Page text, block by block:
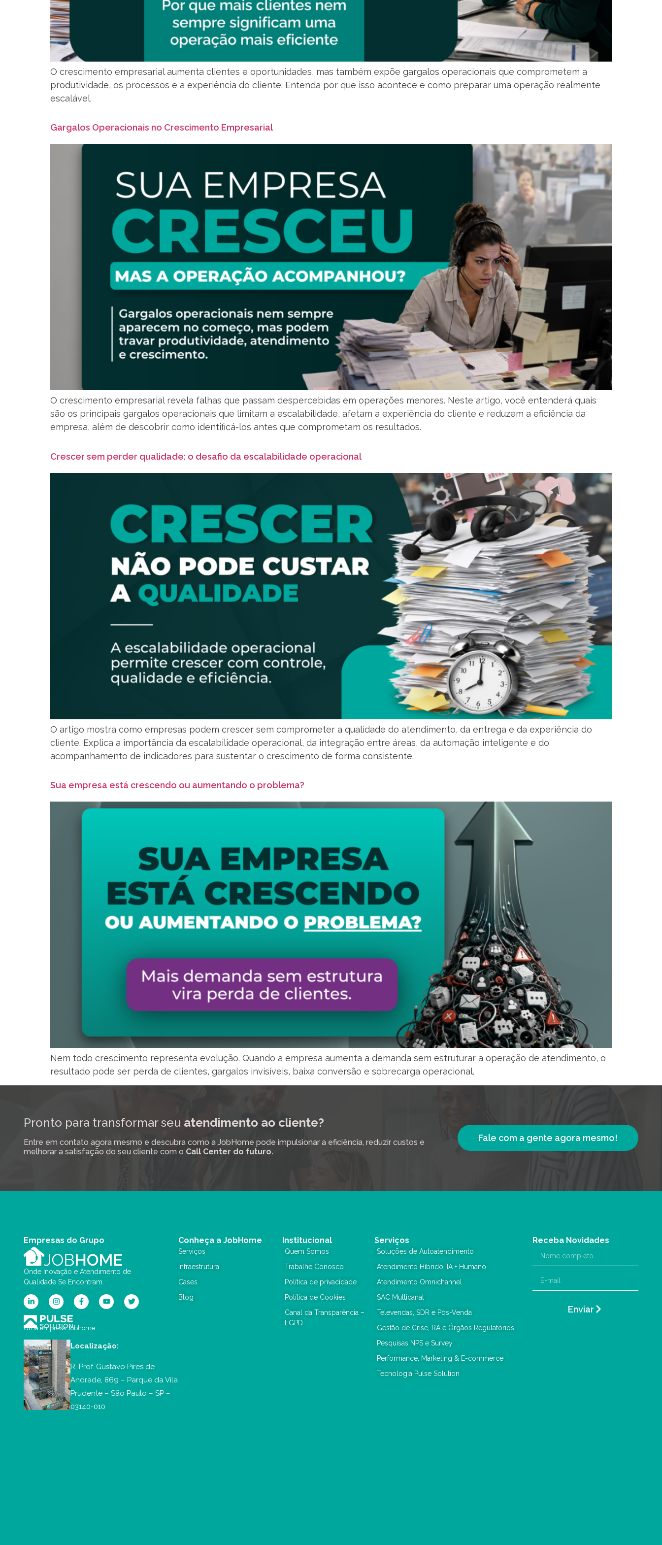
O crescimento empresarial aumenta clientes e oportunidades, mas também expõe gargalos operacionais que comprometem a
produtividade, os processos e a experiência do cliente. Entenda por que isso acontece e como preparar uma operação realmente
escalável.
Gargalos Operacionais no Crescimento Empresarial
O crescimento empresarial revela falhas que passam despercebidas em operações menores. Neste artigo, você entenderá quais
são os principais gargalos operacionais que limitam a escalabilidade, afetam a experiência do cliente e reduzem a eficiência da
empresa, além de descobrir como identificá-los antes que comprometam os resultados.
Crescer sem perder qualidade: o desafio da escalabilidade operacional
O artigo mostra como empresas podem crescer sem comprometer a qualidade do atendimento, da entrega e da experiência do
cliente. Explica a importância da escalabilidade operacional, da integração entre áreas, da automação inteligente e do
acompanhamento de indicadores para sustentar o crescimento de forma consistente.
Sua empresa está crescendo ou aumentando o problema?
Nem todo crescimento representa evolução. Quando a empresa aumenta a demanda sem estruturar a operação de atendimento, o
resultado pode ser perda de clientes, gargalos invisíveis, baixa conversão e sobrecarga operacional.
Pronto para transformar seu atendimento ao cliente?
Entre em contato agora mesmo e descubra como a JobHome pode impulsionar a eficiência, reduzir custos e
melhorar a satisfação do seu cliente com o Call Center do futuro.
Fale com a gente agora mesmo!
Empresas do Grupo
Onde Inovação e Atendimento de
Qualidade Se Encontram.
Uma empresa Jobhome
Localização:
R. Prof. Gustavo Pires de
Andrade, 869 – Parque da Vila
Prudente – São Paulo – SP –
03140-010
Conheça a JobHome
Serviços
Infraestrutura
Cases
Blog
Institucional
Quem Somos
Trabalhe Conosco
Política de privacidade
Política de Cookies
Canal da Transparência –
LGPD
Serviços
Soluções de Autoatendimento
Atendimento Híbrido: IA + Humano
Atendimento Omnichannel
SAC Multicanal
Televendas, SDR e Pós-Venda
Gestão de Crise, RA e Órgãos Regulatórios
Pesquisas NPS e Survey
Performance, Marketing & E-commerce
Tecnologia Pulse Solution
Receba Novidades
Enviar